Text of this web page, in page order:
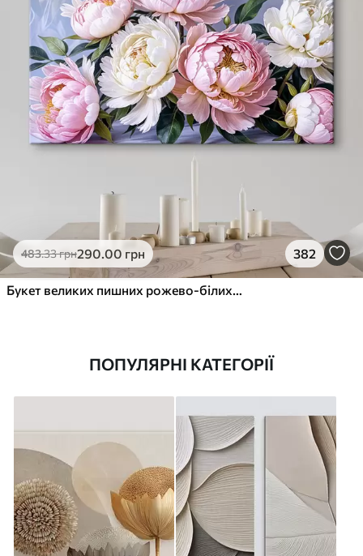
483.33грн290.00 грн 382
Букет великих пишних рожево-білих квітів півонії із зеленим листям на м’якому розмитому фоні
ПОПУЛЯРНІ КАТЕГОРІЇ